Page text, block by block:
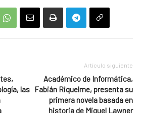
las
Artículo siguiente
Académico de Informática,
Fabián Riquelme, presenta su
primera novela basada en
historia de Miguel Lawner